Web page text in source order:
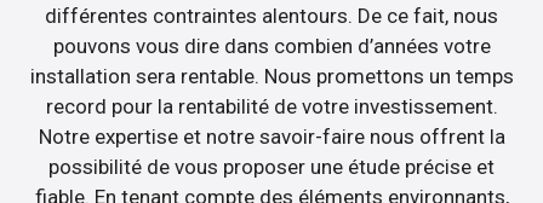
différentes contraintes alentours. De ce fait, nous
pouvons vous dire dans combien d’années votre
installation sera rentable. Nous promettons un temps
record pour la rentabilité de votre investissement.
Notre expertise et notre savoir-faire nous offrent la
possibilité de vous proposer une étude précise et
fiable. En tenant compte des éléments environnants,